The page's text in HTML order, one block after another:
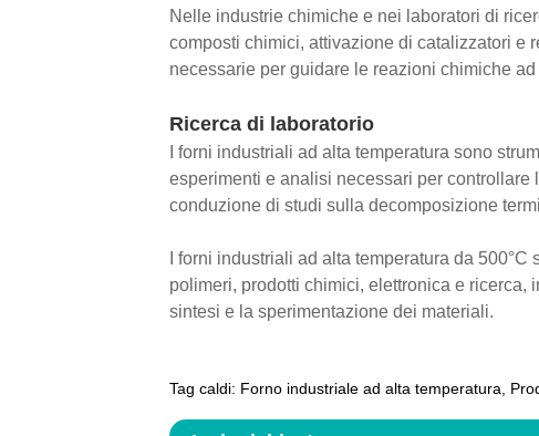
Nelle industrie chimiche e nei laboratori di
composti chimici, attivazione di catalizzatori e
necessarie per guidare le reazioni chimiche
Ricerca di laboratorio
I forni industriali ad alta temperatura sono
esperimenti e analisi necessari per
conduzione di studi sulla decomposizione
I forni industriali ad alta temperatura da
polimeri, prodotti chimici, elettronica e
sintesi e la sperimentazione dei materiali.
Tag caldi: Forno industriale ad alta temperatura,